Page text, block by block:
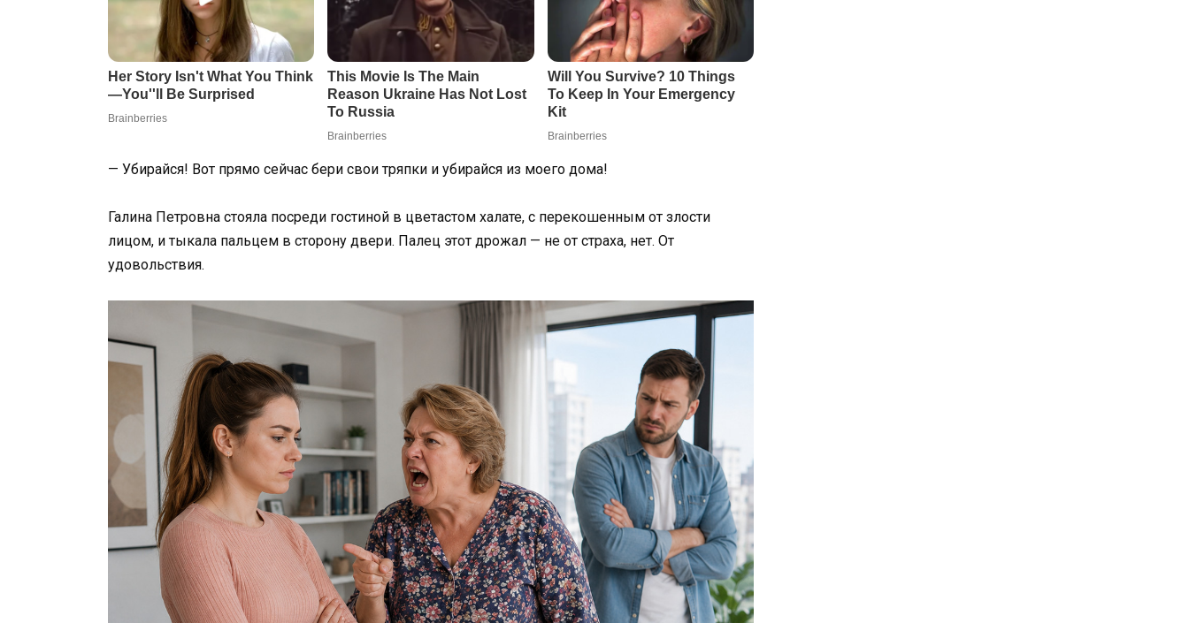
— Убирайся! Вот прямо сейчас бери свои тряпки и убирайся из моего дома!
Галина Петровна стояла посреди гостиной в цветастом халате, с перекошенным от злости
лицом, и тыкала пальцем в сторону двери. Палец этот дрожал — не от страха, нет. От
удовольствия.